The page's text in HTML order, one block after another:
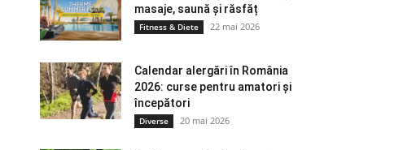
masaje, saună și răsfăț
Fitness & Diete 22 mai 2026
Calendar alergări în România
2026: curse pentru amatori și
începători
Diverse 20 mai 2026